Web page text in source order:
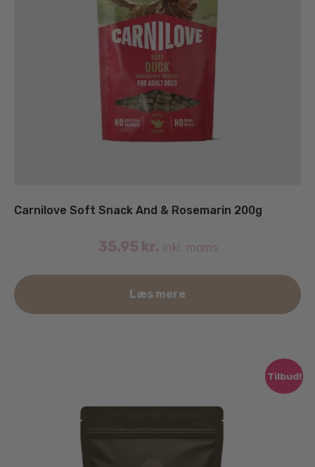
Carnilove Soft Snack And & Rosemarin 200g
35.95 kr. inkl. moms
Læs mere
Tilbud!